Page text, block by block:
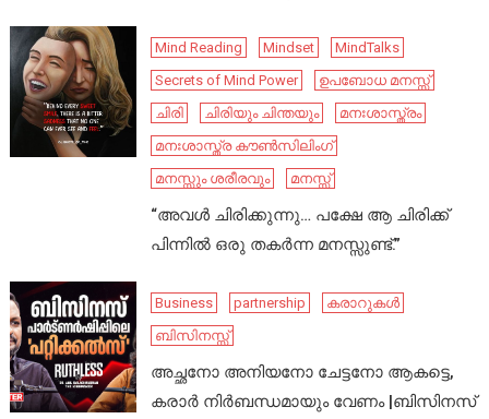
Mind Reading Mindset
MindTalks
Secrets of Mind Power
ഉപബോധ മനസ്സ്
ചിരി
ചിരിയും ചിന്തയും
മനഃശാസ്ത്രം
മനഃശാസ്ത്ര കൗൺസിലിംഗ്
മനസ്സും ശരീരവും
മനസ്സ്
“അവൾ ചിരിക്കുന്നു… പക്ഷേ ആ ചിരിക്ക്
പിന്നിൽ ഒരു തകർന്ന മനസ്സുണ്ട്.”
Business partnership
കരാറുകൾ
ബിസിനസ്സ്
അച്ഛനോ അനിയനോ ചേട്ടനോ ആകട്ടെ,
കരാർ നിർബന്ധമായും വേണം |ബിസിനസ്